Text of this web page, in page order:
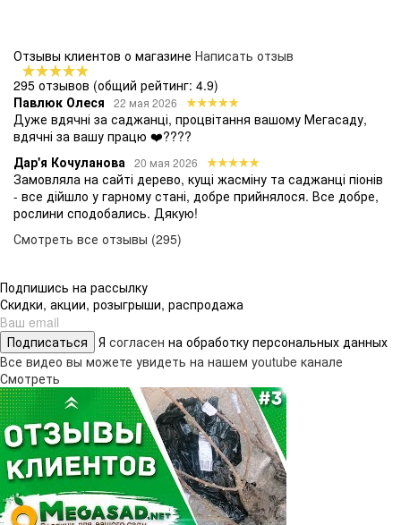
Отзывы клиентов о магазине Написать отзыв
295 отзывов (общий рейтинг: 4.9)
Павлюк Олеся
22 мая 2026
Дуже вдячні за саджанці, процвітання вашому Мегасаду,
вдячні за вашу працю ❤️????
Дар'я Кочуланова 20 мая 2026
Замовляла на сайті дерево, кущі жасміну та саджанці піонів
- все дійшло у гарному стані, добре прийнялося. Все добре,
рослини сподобались. Дякую!
Смотреть все отзывы (295)
Подпишись на рассылку
Скидки, акции, розыгрыши, распродажа
Подписаться Я согласен на обработку персональных данных
Все видео вы можете увидеть на нашем youtube канале
Смотреть